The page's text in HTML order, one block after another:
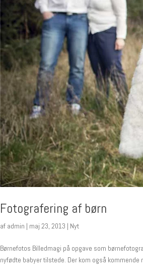
Fotografering af børn
af admin | maj 23, 2013 | Nyt
Børnefotos Billedmagi på opgave som
nyfødte babyer tilstede. Der kom også